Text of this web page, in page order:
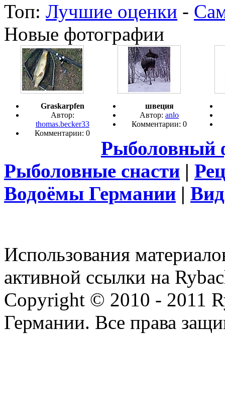
Топ: Лучшие оценки -
Новые фотографии
Graskarpfen
Автор:
thomas.becker33
Комментарии: 0
швеция
Автор:anlo
Комментарии: 0
Рыболовный
Рыболовные снасти |
Водоёмы Германии |
Использования
активной ссылки на
Copyright © 2010 - 2011
Германии. Все права